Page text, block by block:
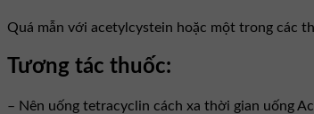
Quá mẫn với acetylcystein hoặc một trong các
Tương tác thuốc:
– Nên uống tetracyclin cách xa thời gian uống